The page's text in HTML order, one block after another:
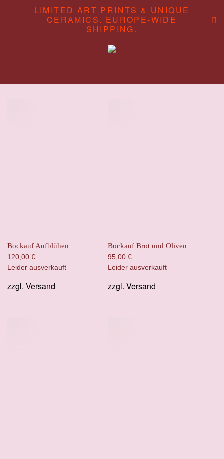
LIMITED ART PRINTS & UNIQUE
CERAMICS. EUROPE-WIDE
SHIPPING.
Bockauf Aufblühen
120,00 €
Leider ausverkauft
zzgl. Versand
Bockauf Brot und Oliven
95,00 €
Leider ausverkauft
zzgl. Versand